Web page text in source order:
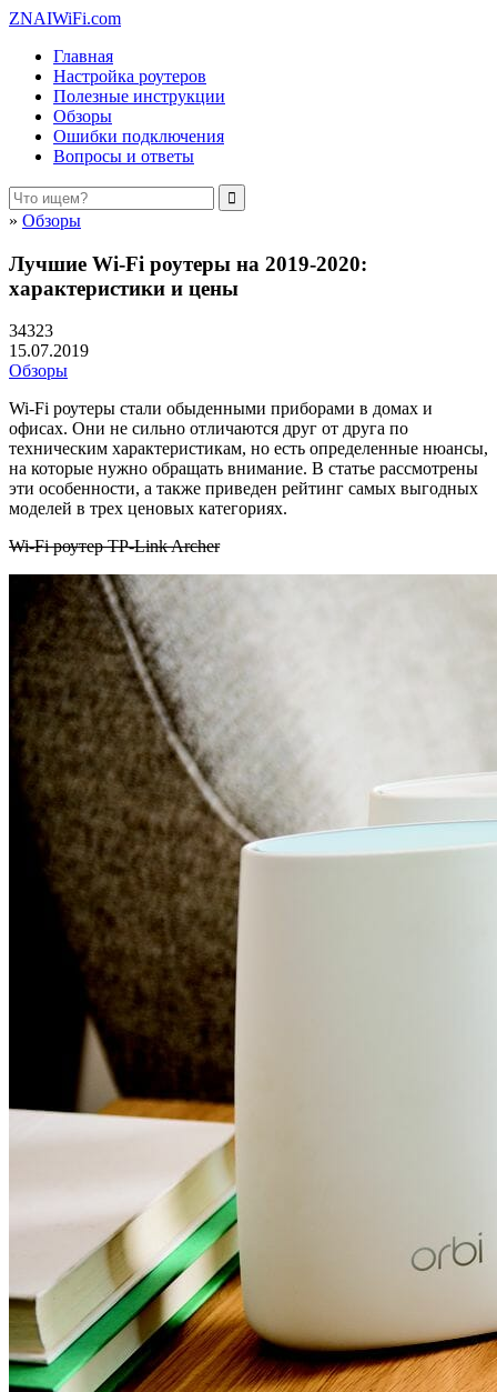
ZNAIWiFi.com
Главная
Настройка роутеров
Полезные инструкции
Обзоры
Ошибки подключения
Вопросы и ответы
» Обзоры
Лучшие Wi-Fi роутеры на 2019-2020:
характеристики и цены
34323
15.07.2019
Обзоры
Wi-Fi роутеры стали обыденными приборами в домах и
офисах. Они не сильно отличаются друг от друга по
техническим характеристикам, но есть определенные нюансы,
на которые нужно обращать внимание. В статье рассмотрены
эти особенности, а также приведен рейтинг самых выгодных
моделей в трех ценовых категориях.
Wi-Fi роутер TP-Link Archer